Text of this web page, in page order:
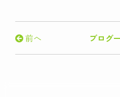
前へ ブログ